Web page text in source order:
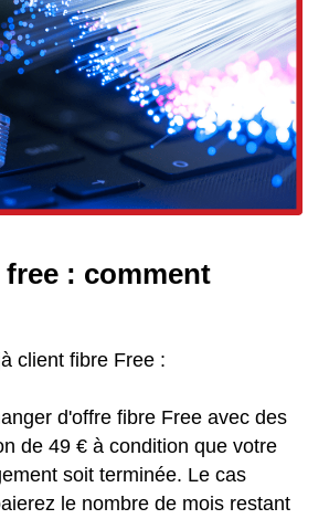
: comment
client fibre Free :
d'offre fibre Free avec des
de 49 € à condition que votre
soit terminée. Le cas
le nombre de mois restant